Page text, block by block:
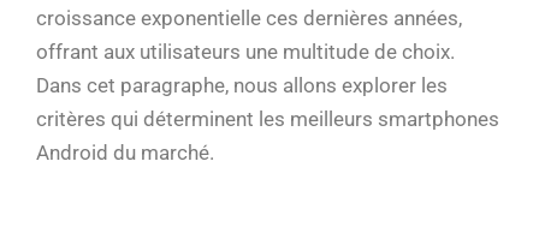
croissance exponentielle ces dernières années,
offrant aux utilisateurs une multitude de choix.
Dans cet paragraphe, nous allons explorer les
critères qui déterminent les meilleurs smartphones
Android du marché.